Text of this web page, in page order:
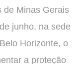
de Minas Gerais
junho, na sede
Horizonte, o
a proteção